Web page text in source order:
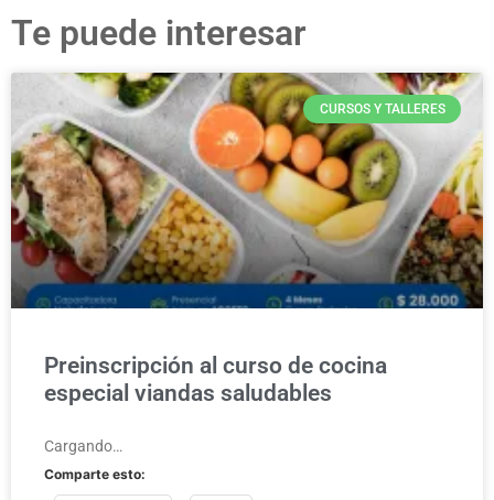
Te puede interesar
CURSOS Y TALLERES
Preinscripción al curso de cocina
especial viandas saludables
Cargando…
Comparte esto: